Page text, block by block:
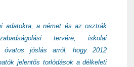
adatokra, a német és az osztrák
tervére, iskolai
óvatos jóslás arról, hogy 2012
jelentős torlódások a délkeleti